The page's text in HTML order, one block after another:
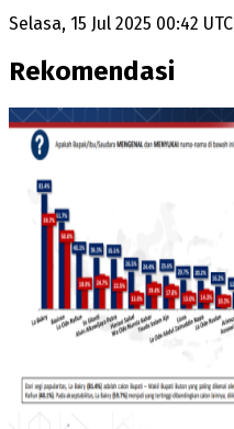
Selasa, 15 Jul 2025 00:42 UTC
Rekomendasi